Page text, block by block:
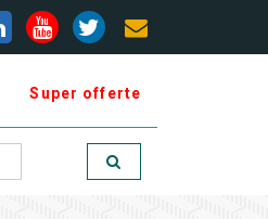
Super offerte